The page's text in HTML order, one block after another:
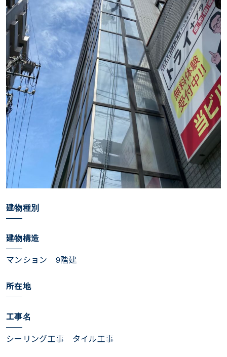
建物種別
建物構造
マンション 9階建
所在地
工事名
シーリング工事 タイル工事